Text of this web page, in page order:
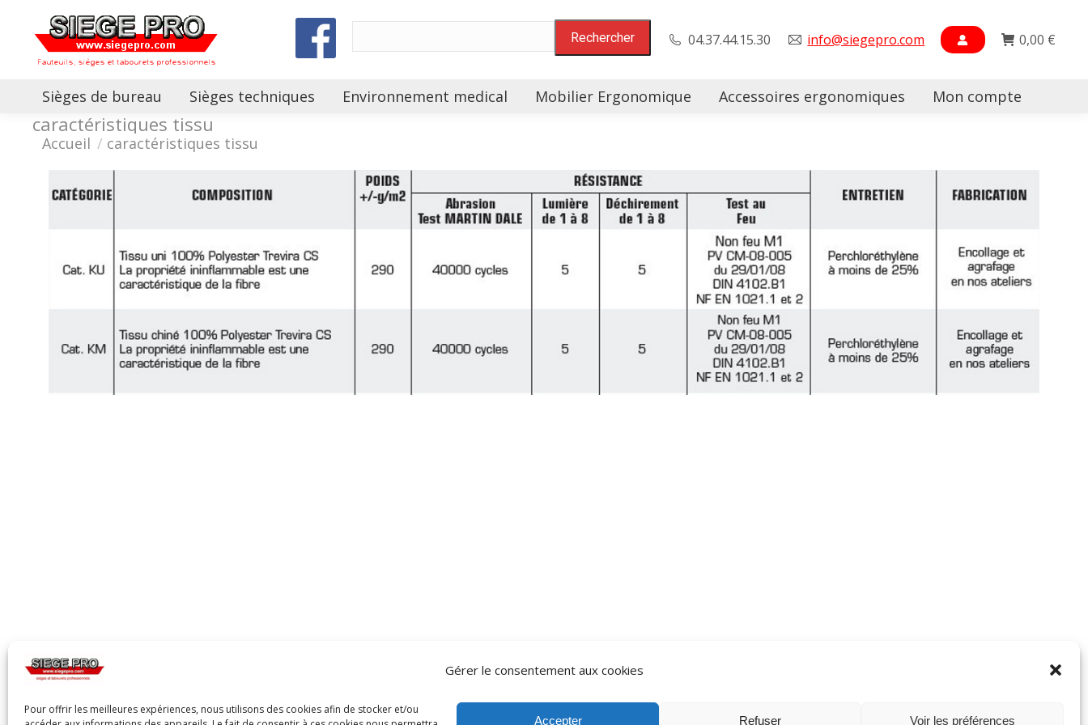
Gérer le consentement aux cookies
Pour offrir les meilleures expériences, nous utilisons des cookies afin de stocker et/ou
Accepter Refuser Voir les préférences
04.37.44.15.30 info@siegepro.com 0,00 €
Sièges de bureau Sièges techniques Environnement medical Mobilier Ergonomique Accessoires ergonomiques Mon compte
caractéristiques tissu
Vous êtes ici :
Accueil caractéristiques tissu